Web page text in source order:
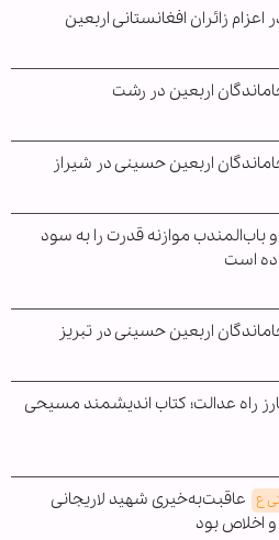
اعزام زائران افغانستانی اربعین
اربعین در رشت
اربعین حسینی در شیراز
باب‌المندب موازنه قدرت را به سود
است
اربعین حسینی در تبریز
راه عدالت؛ کتاب اندیشمند مسیحی
ع عاقبت‌به‌خیری شهید لاریجانی
اخلاص بود